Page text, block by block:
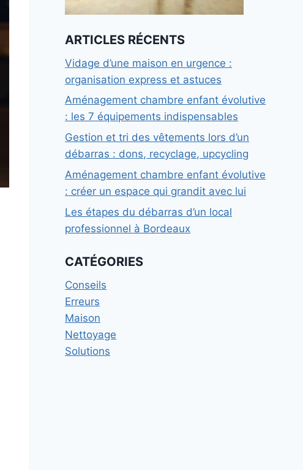
ARTICLES RÉCENTS
Vidage d’une maison en urgence :
organisation express et astuces
Aménagement chambre enfant évolutive
: les 7 équipements indispensables
Gestion et tri des vêtements lors d’un
débarras : dons, recyclage, upcycling
Aménagement chambre enfant évolutive
: créer un espace qui grandit avec lui
Les étapes du débarras d’un local
professionnel à Bordeaux
CATÉGORIES
Conseils
Erreurs
Maison
Nettoyage
Solutions